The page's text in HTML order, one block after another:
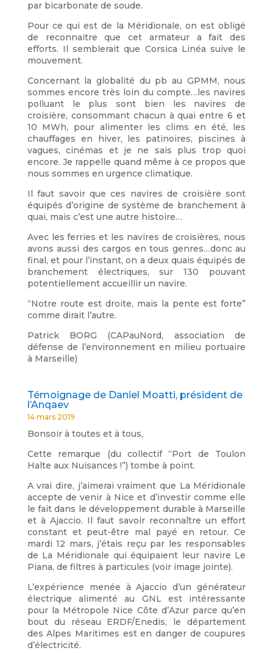
par bicarbonate de soude.
Pour ce qui est de la Méridionale, on est obligé
de reconnaitre que cet armateur a fait des
efforts. Il semblerait que Corsica Linéa suive le
mouvement.
Concernant la globalité du pb au GPMM, nous
sommes encore très loin du compte…les navires
polluant le plus sont bien les navires de
croisière, consommant chacun à quai entre 6 et
10 MWh, pour alimenter les clims en été, les
chauffages en hiver, les patinoires, piscines à
vagues, cinémas et je ne sais plus trop quoi
encore. Je rappelle quand même à ce propos que
nous sommes en urgence climatique.
Il faut savoir que ces navires de croisière sont
équipés d’origine de système de branchement à
quai, mais c’est une autre histoire…
Avec les ferries et les navires de croisières, nous
avons aussi des cargos en tous genres…donc au
final, et pour l’instant, on a deux quais équipés de
branchement électriques, sur 130 pouvant
potentiellement accueillir un navire.
“Notre route est droite, mais la pente est forte”
comme dirait l’autre.
Patrick BORG (CAPauNord, association de
défense de l’environnement en milieu portuaire
à Marseille)
Témoignage de Daniel Moatti, président de
l’Anqaev
14 mars 2019
Bonsoir à toutes et à tous,
Cette remarque (du collectif “Port de Toulon
Halte aux Nuisances !”) tombe à point.
A vrai dire, j’aimerai vraiment que La Méridionale
accepte de venir à Nice et d’investir comme elle
le fait dans le développement durable à Marseille
et à Ajaccio. Il faut savoir reconnaître un effort
constant et peut-être mal payé en retour. Ce
mardi 12 mars, j’étais reçu par les responsables
de La Méridionale qui équipaient leur navire Le
Piana, de filtres à particules (voir image jointe).
L’expérience menée à Ajaccio d’un générateur
électrique alimenté au GNL est intéressante
pour la Métropole Nice Côte d’Azur parce qu’en
bout du réseau ERDF/Enedis, le département
des Alpes Maritimes est en danger de coupures
d’électricité.